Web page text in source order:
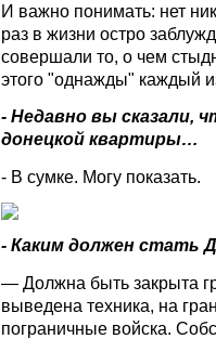
И важно понимать: нет
раз в жизни остро
совершали то, о чем
этого "однажды" каждый
- Недавно вы сказали,
донецкой квартиры…
- В сумке. Могу показать.
- Каким должен стать
— Должна быть закрыта
выведена техника, на
пограничные войска.